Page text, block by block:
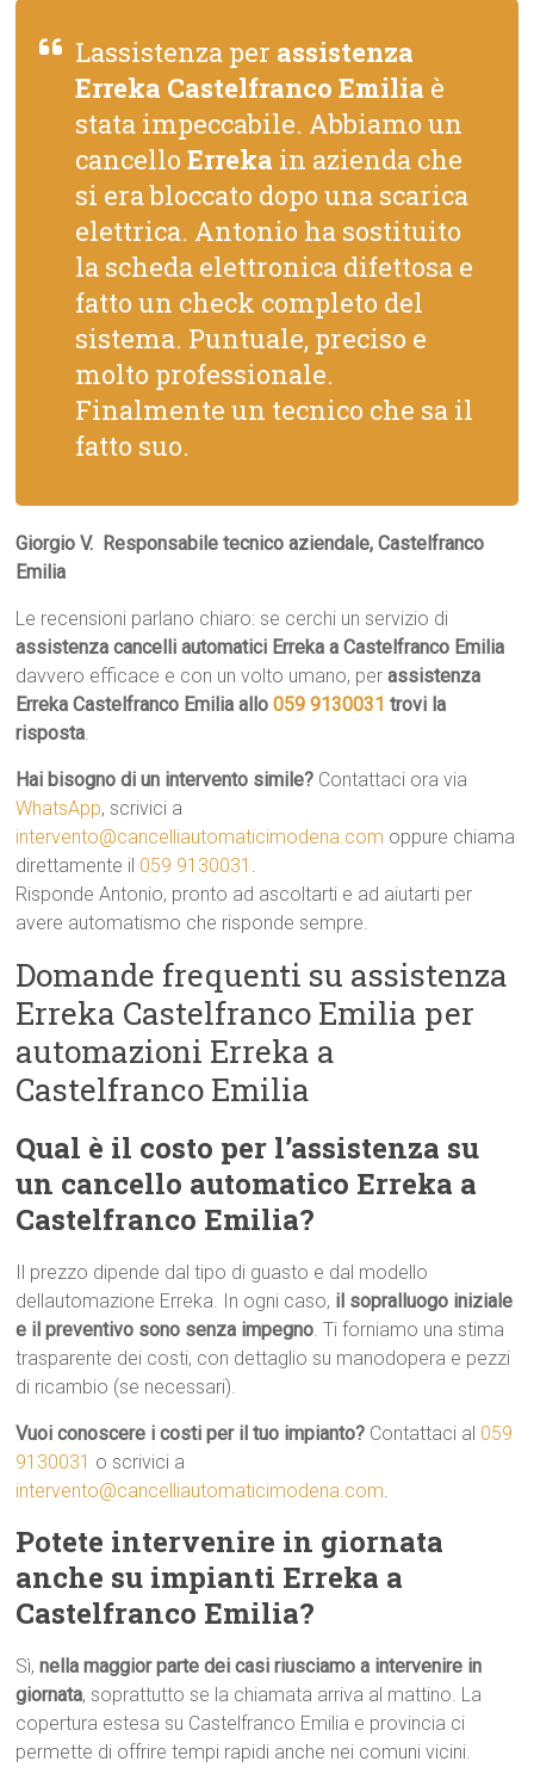
Lassistenza per assistenza
Erreka Castelfranco Emilia è
stata impeccabile. Abbiamo un
cancelloErreka in azienda che
si era bloccato dopo una scarica
elettrica. Antonio ha sostituito
la scheda elettronica difettosa e
fatto un check completo del
sistema. Puntuale, preciso e
molto professionale.
Finalmente un tecnico che sa il
fatto suo.
Giorgio V.  Responsabile tecnico aziendale, Castelfranco
Emilia
Le recensioni parlano chiaro: se cerchi un servizio di
assistenza cancelli automatici Erreka a Castelfranco Emilia
davvero efficace e con un volto umano, perassistenza
Erreka Castelfranco Emilia allo059 9130031 trovi la
risposta.
Hai bisogno di un intervento simile? Contattaci ora via
WhatsApp, scrivici a
intervento@cancelliautomaticimodena.com oppure chiama
direttamente il 059 9130031 .
Risponde Antonio, pronto ad ascoltarti e ad aiutarti per
avere automatismo che risponde sempre.
Domande frequenti su assistenza
Erreka Castelfranco Emilia per
automazioni Erreka a
Castelfranco Emilia
Qual è il costo per l’assistenza su
un cancello automatico Erreka a
Castelfranco Emilia?
Il prezzo dipende dal tipo di guasto e dal modello
dellautomazione Erreka. In ogni caso, il sopralluogo iniziale
e il preventivo sono senza impegno. Ti forniamo una stima
trasparente dei costi, con dettaglio su manodopera e pezzi
di ricambio (se necessari).
Vuoi conoscere i costi per il tuo impianto? Contattaci al 059
9130031 o scrivici a
intervento@cancelliautomaticimodena.com.
Potete intervenire in giornata
anche su impianti Erreka a
Castelfranco Emilia?
Sì,nella maggior parte dei casi riusciamo a intervenire in
giornata, soprattutto se la chiamata arriva al mattino. La
copertura estesa su Castelfranco Emilia e provincia ci
permette di offrire tempi rapidi anche nei comuni vicini.